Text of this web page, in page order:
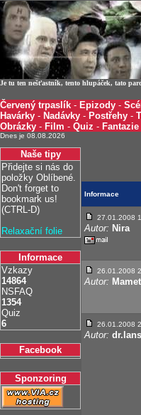
Je tu ten nešťastník, tento hlupáček, tato
Červený trpaslík - Epizody -
Havárky - Nadávky - Postřehy -
Obrázky - Film - Quiz - Fantazie
Dnes je 08.08.2026
Naše tipy
Přidejte si nás do
položky Oblíbené.
Don't forget to
bookmark us!
(CTRL-D)
Relaxační folie
Informace
Vzkazy
14864
NSFAQ
1354
Quiz
6
Facebook
Sponzoring
Informace
27.01.2008
Autor: Nira
26.01.2008
Autor:
26.01.2008
Autor: